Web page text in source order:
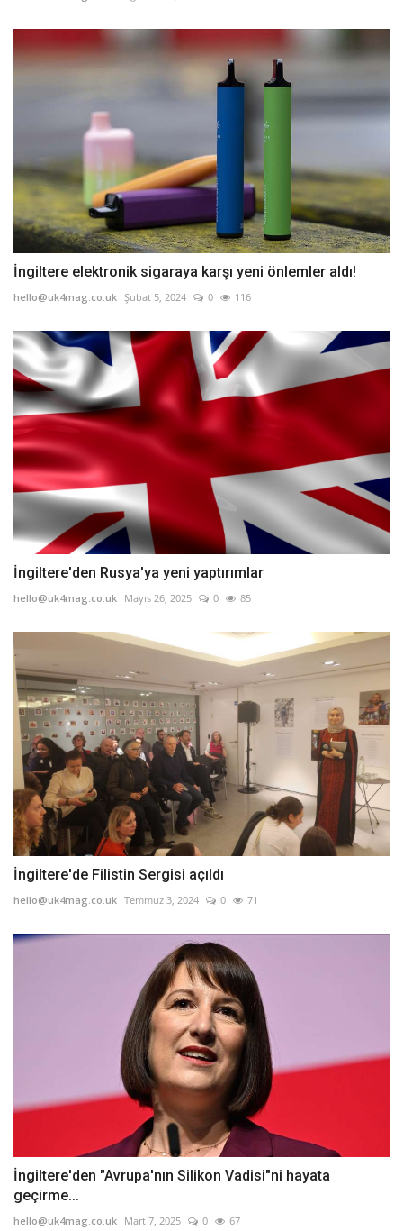
İngiltere elektronik sigaraya karşı yeni önlemler aldı!
hello@uk4mag.co.uk Şubat 5, 2024 0 116
İngiltere'den Rusya'ya yeni yaptırımlar
hello@uk4mag.co.uk Mayıs 26, 2025 0 85
İngiltere'de Filistin Sergisi açıldı
hello@uk4mag.co.uk Temmuz 3, 2024 0 71
İngiltere'den "Avrupa'nın Silikon Vadisi"ni hayata
geçirme...
hello@uk4mag.co.uk Mart 7, 2025 0 67